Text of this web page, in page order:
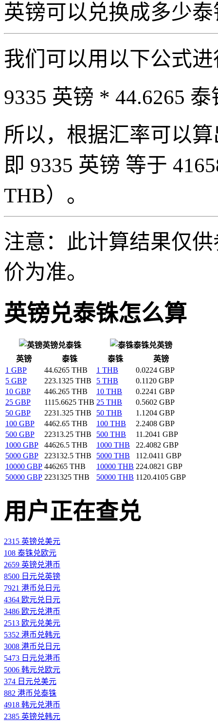
英镑可以兑换成多少
我们可以用以下公式
9335 英镑 * 44.6265
所以，根据汇率可以算
即 9335 英镑 等于
THB）。
注意：此计算结果仅
价为准。
英镑兑泰铢怎么算
英镑兑泰铢
泰铢兑英镑
英镑
泰铢 泰铢
英镑
1 GBP
44.6265 THB 1 THB
0.0224 GBP
5 GBP
223.1325 THB 5 THB
0.1120 GBP
10 GBP
446.265 THB 10 THB
0.2241 GBP
25 GBP
1115.6625 THB 25 THB
0.5602 GBP
50 GBP
2231.325 THB 50 THB
1.1204 GBP
100 GBP
4462.65 THB 100 THB
2.2408 GBP
500 GBP
22313.25 THB 500 THB
11.2041 GBP
1000 GBP
44626.5 THB 1000 THB
22.4082 GBP
5000 GBP
223132.5 THB 5000 THB
112.0411 GBP
10000 GBP 446265 THB 10000 THB 224.0821 GBP
50000 GBP 2231325 THB 50000 THB 1120.4105 GBP
用户正在查兑
2315 英镑兑美元
108 泰铢兑欧元
2659 英镑兑港币
8500 日元兑英镑
7921 港币兑日元
4364 欧元兑日元
3486 欧元兑港币
2513 欧元兑美元
5352 港币兑韩元
3008 港币兑日元
5473 日元兑港币
5006 韩元兑欧元
374 日元兑美元
882 港币兑泰铢
4918 韩元兑港币
2385 英镑兑韩元